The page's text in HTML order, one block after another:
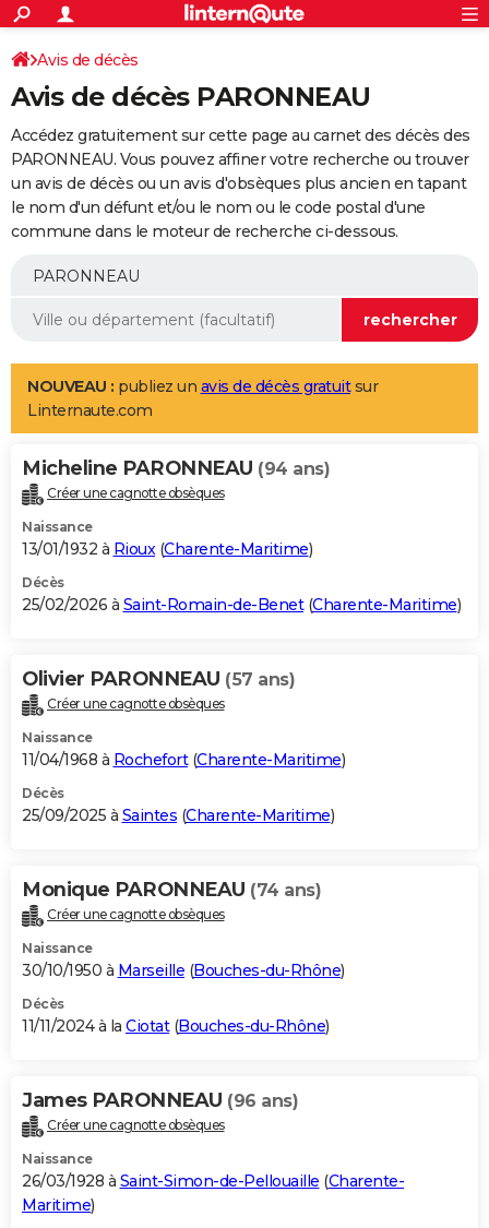
ACTUALITÉS
Politique
Société
Faits Divers
Education
Monde
Villes
+
SPORT
Coupe du monde 2026
Football
Tennis
Cyclisme
Rugby
Forum
Programme TV
TNT
Streaming
Cinéma
Sorties cinéma
Musique
+
FINANCE
Impôts
Immobilier
Risques naturels par ville
Banque
Assurance
Crédit
AUTO
Essais
Réserver un essai
Citadines
Berlines
SUV
Forum auto
+
Mobiles
Meilleur smartphone
Internet
Ordinateurs
Jeux vidéo
Guide high-tech
Aménagement intérieur
LIFESTYLE
Art de vivre
Bien-être
Loisirs
Mode
Modes de vie
Alimentation
Guide de la santé
Maladies
Médicaments
Sommeil
VOYAGE
Destinations
City break
Voyage nature
Voyage de noces
Forum
Climat
+PHOTO
GUIDES D'ACHAT
BONS PLANS
Carte de Noël
Carte Bonne année
Carte Saint-Valentin
Carte Pâques
Carte d'anniversaire
DICTIONNAIRE
Dictionnaire
Biographies
Citations
Expressions
Proverbes
PROGRAMME TV
S'inscrire
Se connecter
Lycées
Collèges
Primaires
Universités
Entreprises
Service militaire
Avis de recherche
AVIS DE DÉCÈS
Bricolage
Lifestyle
Culture
Sport
Auto
Television
Voyage
Cinema
Avis de décès
Avis de décès PARONNEAU
Accédez gratuitement sur cette page au carnet des décès des
PARONNEAU. Vous pouvez affiner votre recherche ou trouver
un avis de décès ou un avis d'obsèques plus ancien en tapant
le nom d'un défunt et/ou le nom ou le code postal d'une
commune dans le moteur de recherche ci-dessous.
NOUVEAU : publiez un avis de décès gratuitsur
Linternaute.com
Micheline PARONNEAU (94 ans)
Créer une cagnotte obsèques
Naissance
13/01/1932 à Rioux(Charente-Maritime)
Décès
25/02/2026 à Saint-Romain-de-Benet(Charente-Maritime)
Olivier PARONNEAU (57 ans)
Créer une cagnotte obsèques
Naissance
11/04/1968 à Rochefort(Charente-Maritime)
Décès
25/09/2025 à Saintes (Charente-Maritime)
Monique PARONNEAU (74 ans)
Créer une cagnotte obsèques
Naissance
30/10/1950 à Marseille (Bouches-du-Rhône)
Décès
11/11/2024 à la Ciotat(Bouches-du-Rhône)
James PARONNEAU (96 ans)
Créer une cagnotte obsèques
Naissance
26/03/1928 à Saint-Simon-de-Pellouaille (Charente-
Maritime)